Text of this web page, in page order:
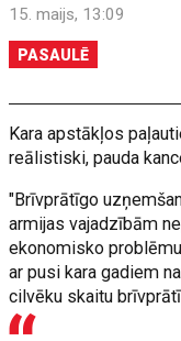
15. maijs, 13:09
PASAULĒ
Kara apstākļos
reālistiski, pauda
"Brīvprātīgo
armijas vajadzībām
ekonomisko
ar pusi kara gadiem
cilvēku skaitu